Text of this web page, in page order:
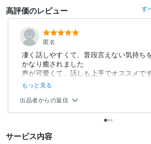
高評価のレビュー す
匿名
凄く話しやすくて、普段言えない気持ち
かなり癒されました
声が可愛くて、話しも上手でオススメで
もっと見る
出品者からの返信
サービス内容